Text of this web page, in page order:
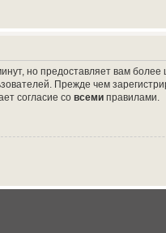
но предоставляет вам
Прежде чем
согласие совсеми правилами.